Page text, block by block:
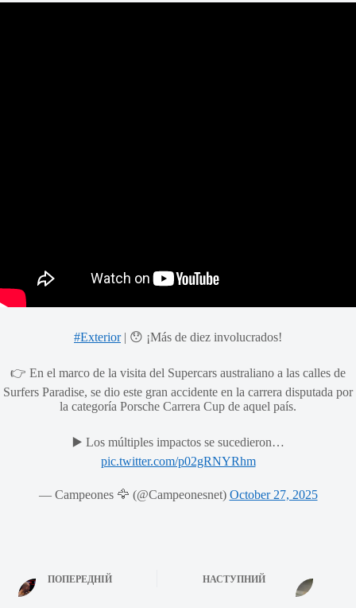
#Exterior| 😯 ¡Más de diez involucrados!
👉 En el marco de la visita del Supercars australiano a las calles de
Surfers Paradise, se dio este gran accidente en la carrera disputada por
la categoría Porsche Carrera Cup de aquel país.
▶️ Los múltiples impactos se sucedieron…
pic.twitter.com/p02gRNYRhm
— Campeones 🦅 (@Campeonesnet) October 27, 2025
ПОПЕРЕДНІЙ НАСТУПНИЙ